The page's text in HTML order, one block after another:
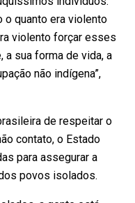
o quanto era violento
violento forçar esses
a sua forma de vida, a
não indígena”,
de respeitar o
contato, o Estado
para assegurar a
povos isolados.